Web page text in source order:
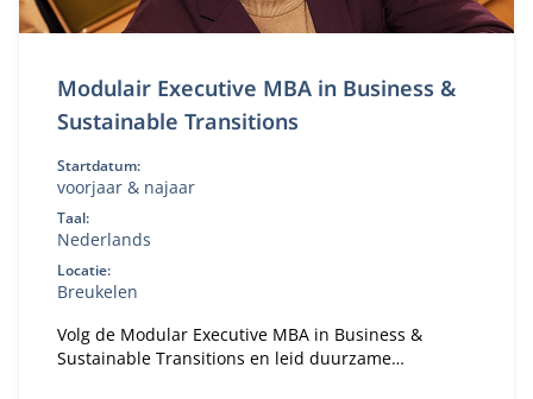
Modulair Executive MBA in Business &
Sustainable Transitions
Startdatum:
voorjaar & najaar
Taal:
Nederlands
Locatie:
Breukelen
Volg de Modular Executive MBA in Business &
Sustainable Transitions en leid duurzame